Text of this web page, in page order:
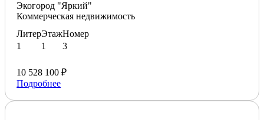
Экогород "Яркий"
Коммерческая недвижимость
Литер
1
Этаж
1
Номер
3
10 528 100 ₽
Подробнее